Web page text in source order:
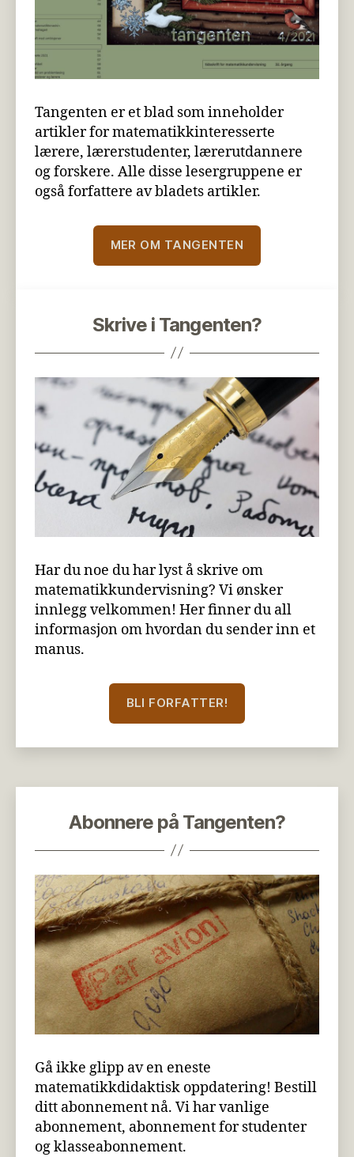
Tangenten er et blad som inneholder
artikler for matematikkinteresserte
lærere, lærerstudenter, lærerutdannere
og forskere. Alle disse lesergruppene er
også forfattere av bladets artikler.
MER OM TANGENTEN
Skrive i Tangenten?
Har du noe du har lyst å skrive om
matematikkundervisning? Vi ønsker
innlegg velkommen! Her finner du all
informasjon om hvordan du sender inn et
manus.
BLI FORFATTER!
Abonnere på Tangenten?
Gå ikke glipp av en eneste
matematikkdidaktisk oppdatering! Bestill
ditt abonnement nå. Vi har vanlige
abonnement, abonnement for studenter
og klasseabonnement.